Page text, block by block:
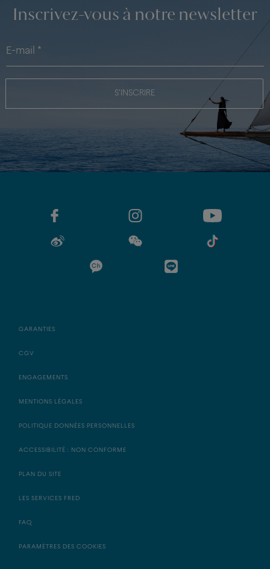
Inscrivez-vous à notre newsletter
S'INSCRIRE
GARANTIES
CGV
ENGAGEMENTS
MENTIONS LÉGALES
POLITIQUE DONNÉES PERSONNELLES
ACCESSIBILITÉ : NON CONFORME
PLAN DU SITE
LES SERVICES FRED
FAQ
PARAMÈTRES DES COOKIES